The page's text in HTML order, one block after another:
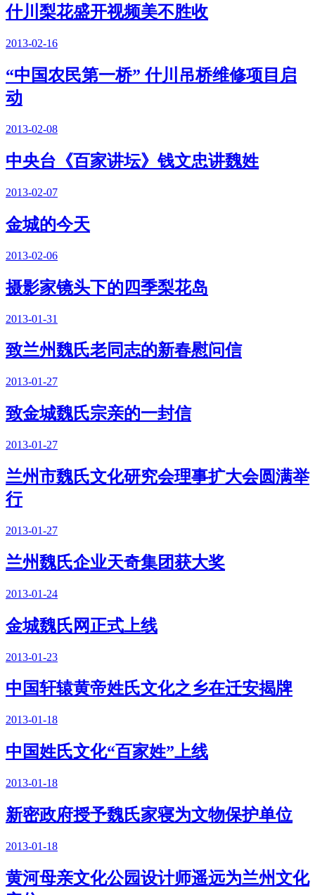
什川梨花盛开视频美不胜收
2013-02-16
“中国农民第一桥” 什川吊桥维修项目启
动
2013-02-08
中央台《百家讲坛》钱文忠讲魏姓
2013-02-07
金城的今天
2013-02-06
摄影家镜头下的四季梨花岛
2013-01-31
致兰州魏氏老同志的新春慰问信
2013-01-27
致金城魏氏宗亲的一封信
2013-01-27
兰州市魏氏文化研究会理事扩大会圆满举
行
2013-01-27
兰州魏氏企业天奇集团获大奖
2013-01-24
金城魏氏网正式上线
2013-01-23
中国轩辕黄帝姓氏文化之乡在迁安揭牌
2013-01-18
中国姓氏文化“百家姓”上线
2013-01-18
新密政府授予魏氏家寝为文物保护单位
2013-01-18
黄河母亲文化公园设计师遥远为兰州文化